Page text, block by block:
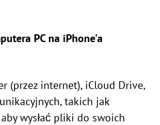
PC na iPhone'a
(przez internet), iCloud Drive,
takich jak
wysłać pliki do swoich